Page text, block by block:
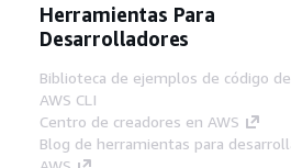
Herramientas Para
Desarrolladores
Biblioteca de ejemplos de código de
AWS CLI
Centro de creadores en AWS
Blog de herramientas para